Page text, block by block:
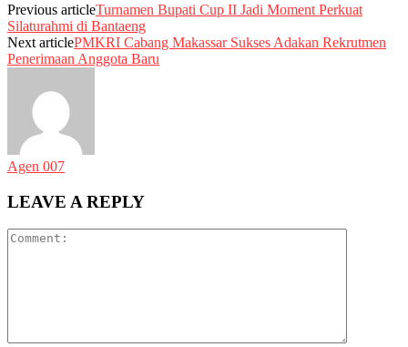
Previous articleTurnamen Bupati Cup II Jadi Moment Perkuat
Silaturahmi di Bantaeng
Next articlePMKRI Cabang Makassar Sukses Adakan Rekrutmen
Penerimaan Anggota Baru
Agen 007
LEAVE A REPLY